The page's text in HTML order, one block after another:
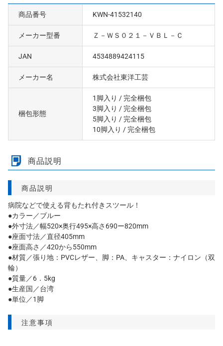
商品番号 KWN-41532140
メーカー型番 Ｚ－ＷＳ０２１－ＶＢＬ－Ｃ
JAN 4534889424115
メーカー名 株式会社東洋工芸
梱包形態
1脚入り / 完全梱包
3脚入り / 完全梱包
5脚入り / 完全梱包
10脚入り / 完全梱包
商品説明
商品説明
病院などで使える背もたれ付きスツール！
●カラー／ブルー
●外寸法／幅520×奥行495×高さ690ー820mm
●座面寸法／直径405mm
●座面高さ／420から550mm
●材質／張り地：PVCレザー、脚：PA、キャスター：ナイロン（双
輪）
●質量／6．5kg
●生産国／台湾
●単位／1脚
注意事項